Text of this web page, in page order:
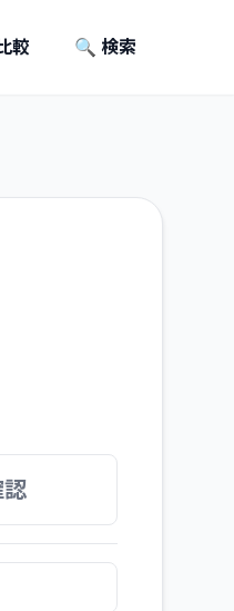
較 🔍 検索